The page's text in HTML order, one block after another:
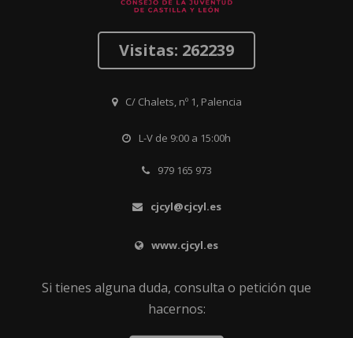
Visitas: 262239
C/ Chalets, nº 1, Palencia
L-V de 9:00 a 15:00h
979 165 973
cjcyl@cjcyl.es
www.cjcyl.es
Si tienes alguna duda, consulta o petición que
hacernos: